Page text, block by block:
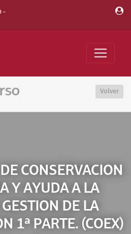
-
Volver
CONSERVACION
Y AYUDA A LA
DE LA
1ª PARTE. (COEX)